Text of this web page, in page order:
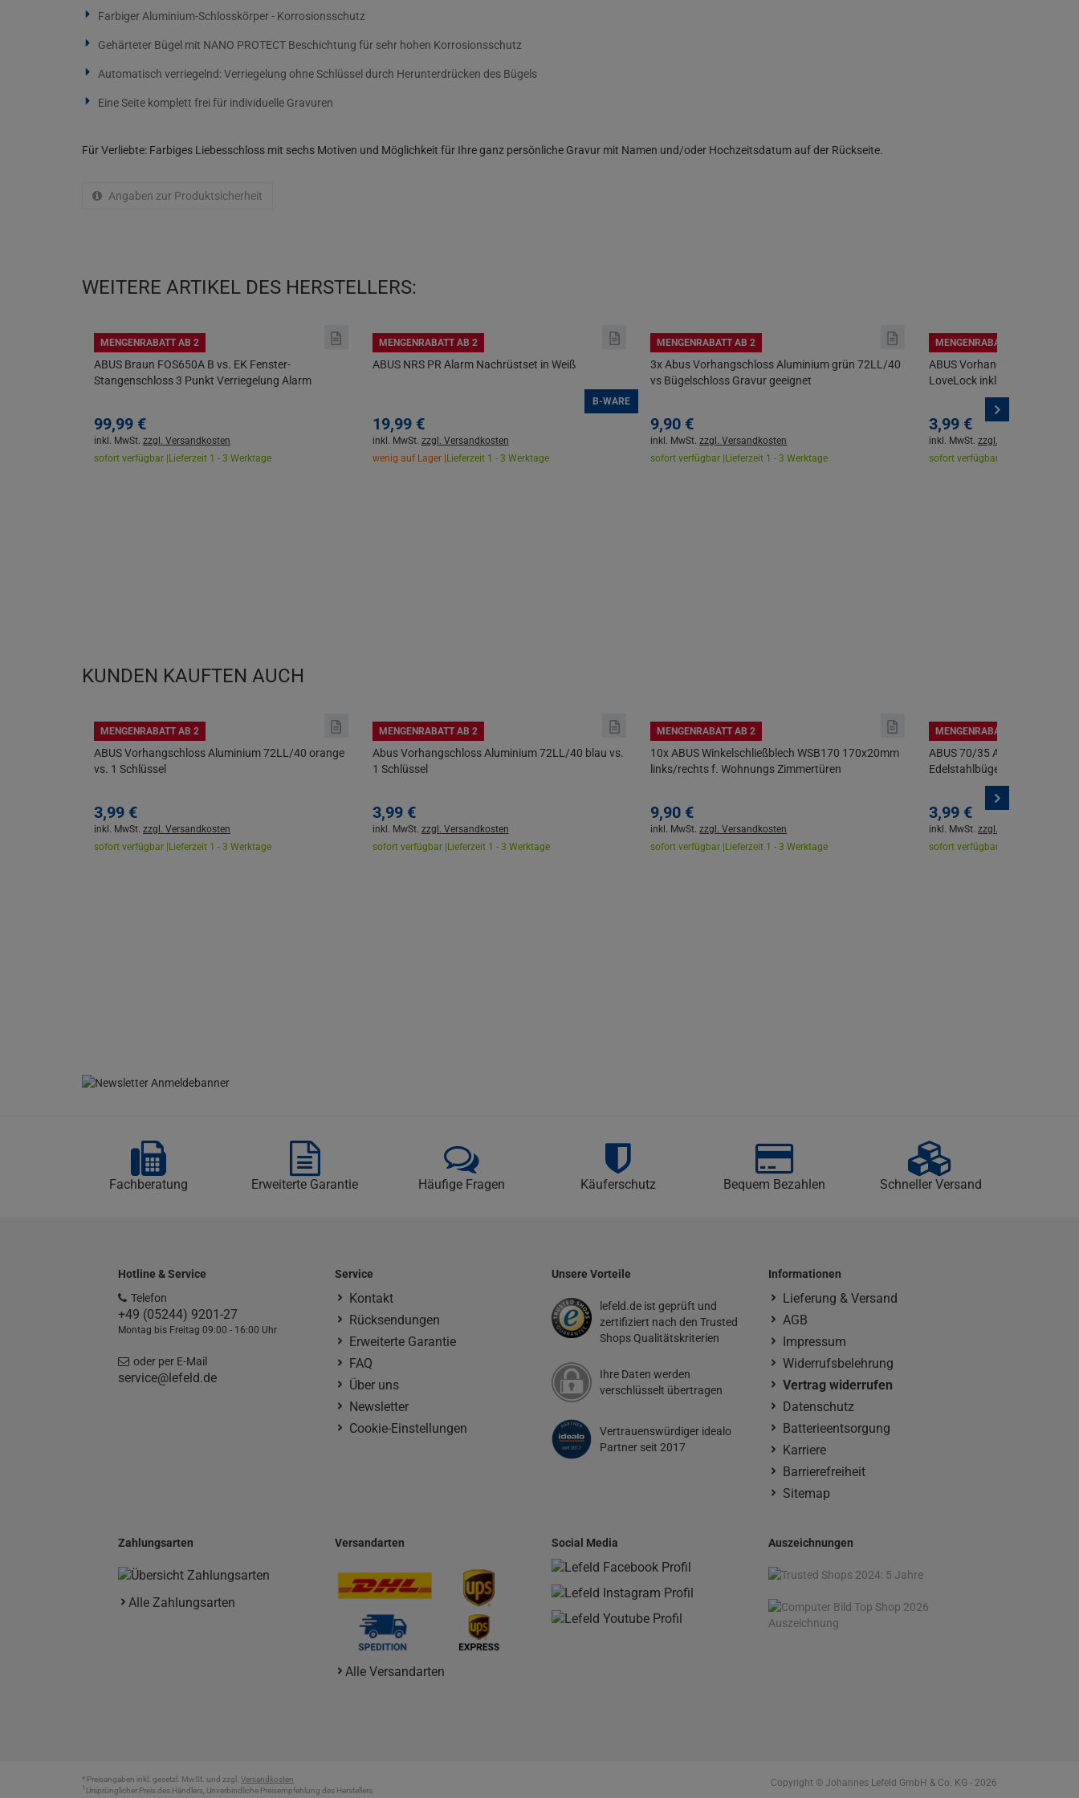
Farbiger Aluminium-Schlosskörper - Korrosionsschutz
Gehärteter Bügel mit NANO PROTECT Beschichtung für sehr hohen Korrosionsschutz
Automatisch verriegelnd: Verriegelung ohne Schlüssel durch Herunterdrücken des Bügels
Eine Seite komplett frei für individuelle Gravuren
Für Verliebte: Farbiges Liebesschloss mit sechs Motiven und Möglichkeit für Ihre ganz persönliche Gravur mit Namen und/oder Hochzeitsdatum auf der Rückseite.
Angaben zur Produktsicherheit
WEITERE ARTIKEL DES HERSTELLERS:
MENGENRABATT AB 2
ABUS Braun FOS650A B vs. EK Fenster-
Stangenschloss 3 Punkt Verriegelung Alarm
99,99 €
inkl. MwSt. zzgl. Versandkosten
sofort verfügbar | Lieferzeit 1 - 3 Werktage
B-WARE
MENGENRABATT AB 2
ABUS NRS PR Alarm Nachrüstset in Weiß
19,99 €
inkl. MwSt. zzgl. Versandkosten
wenig auf Lager | Lieferzeit 1 - 3 Werktage
MENGENRABATT AB 2
3x Abus Vorhangschloss Aluminium grün 72LL/40
vs Bügelschloss Gravur geeignet
9,90 €
inkl. MwSt.zzgl. Versandkosten
sofort verfügbar | Lieferzeit 1 - 3 Werktage
MENGENRABATT AB 2
ABUS Vorhangschloss
LoveLock inkl. 2 Schlüsseln
3,99 €
inkl. MwSt. zzgl. Versandkosten
sofort verfügbar |
KUNDEN KAUFTEN AUCH
MENGENRABATT AB 2
ABUS Vorhangschloss Aluminium 72LL/40 orange
vs. 1 Schlüssel
3,99 €
inkl. MwSt. zzgl. Versandkosten
sofort verfügbar | Lieferzeit 1 - 3 Werktage
MENGENRABATT AB 2
Abus Vorhangschloss Aluminium 72LL/40 blau vs.
1 Schlüssel
3,99 €
inkl. MwSt. zzgl. Versandkosten
sofort verfügbar | Lieferzeit 1 - 3 Werktage
MENGENRABATT AB 2
10x ABUS Winkelschließblech WSB170 170x20mm
links/rechts f. Wohnungs Zimmertüren
9,90 €
inkl. MwSt.zzgl. Versandkosten
sofort verfügbar | Lieferzeit 1 - 3 Werktage
MENGENRABATT AB 2
ABUS 70/35 AQUA SAFE
Edelstahlbügel inkl. 2
3,99 €
inkl. MwSt. zzgl. Versandkosten
sofort verfügbar |
Fachberatung Erweiterte Garantie Häufige Fragen Käuferschutz Bequem Bezahlen Schneller Versand
Hotline & Service
Telefon
+49 (05244) 9201-27
Montag bis Freitag 09:00 - 16:00 Uhr
oder per E-Mail
service@lefeld.de
Service
Kontakt
Rücksendungen
Erweiterte Garantie
FAQ
Über uns
Newsletter
Cookie-Einstellungen
Unsere Vorteile
lefeld.de ist geprüft und
zertifiziert nach den Trusted
Shops Qualitätskriterien
Ihre Daten werden
verschlüsselt übertragen
Vertrauenswürdiger idealo
Partner seit 2017
Informationen
Lieferung & Versand
AGB
Impressum
Widerrufsbelehrung
Vertrag widerrufen
Datenschutz
Batterieentsorgung
Karriere
Barrierefreiheit
Sitemap
Zahlungsarten
Alle Zahlungsarten
Versandarten
Alle Versandarten
Social Media Auszeichnungen
* Preisangaben inkl. gesetzl. MwSt. und zzgl. Versandkosten
Ursprünglicher Preis des Händlers, Unverbindliche Preisempfehlung des Herstellers
Copyright © Johannes Lefeld GmbH & Co. KG - 2026